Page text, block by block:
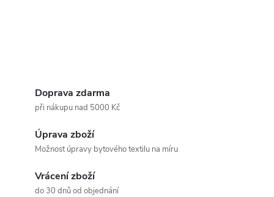
Doprava zdarma
při nákupu nad 5000 Kč
Úprava zboží
Možnost úpravy bytového textilu na míru
Vrácení zboží
do 30 dnů od objednání